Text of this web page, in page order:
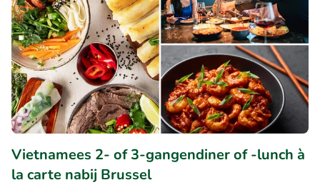
Vietnamees 2- of 3-gangendiner of -lunch à
la carte nabij Brussel